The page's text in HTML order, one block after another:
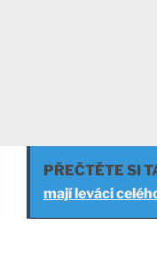
PŘEČTĚTE SI
mají leváci